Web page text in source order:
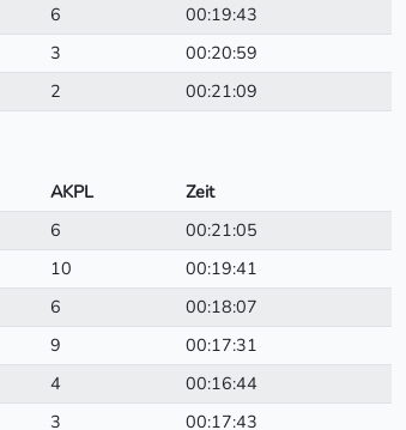
6
00:19:43
3
00:20:59
2 00:21:09
AKPL
Zeit
6
00:21:05
10
00:19:41
6
00:18:07
9
00:17:31
4
00:16:44
3 00:17:43